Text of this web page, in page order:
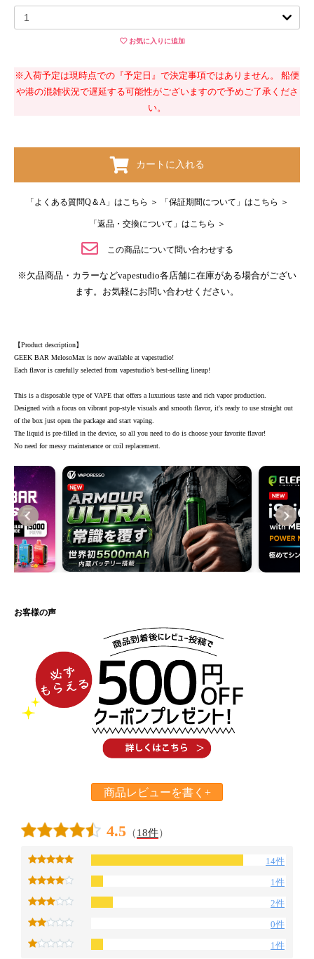
お気に入りに追加
※入荷予定は現時点での『予定日』で決定事項ではありません。 船便
や港の混雑状況で遅延する可能性がございますので予めご了承くださ
い。
カートに入れる
お買い物を続ける カートへ進む
「よくある質問Q＆A」はこちら ＞ 「保証期間について」はこちら ＞
「返品・交換について」はこちら ＞
この商品について問い合わせする
※欠品商品・カラーなどvapestudio各店舗に在庫がある場合がござい
ます。お気軽にお問い合わせください。
【Product description】
GEEK BAR MelosoMax is now available at vapestudio!
Each flavor is carefully selected from vapestudio’s best-selling lineup!
This is a disposable type of VAPE that offers a luxurious taste and rich vapor production.
Designed with a focus on vibrant pop-style visuals and smooth flavor, it's ready to use straight out
of the box just open the package and start vaping.
The liquid is pre-filled in the device, so all you need to do is choose your favorite flavor!
No need for messy maintenance or coil replacement.
お客様の声
商品レビューを書く+
4.5 （18件）
14件
1件
2件
0件
1件